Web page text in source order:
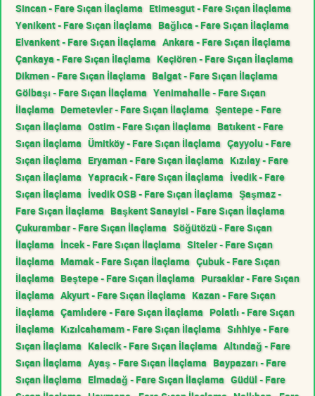
Sincan - Fare Sıçan İlaçlama Etimesgut - Fare Sıçan İlaçlama
Yenikent - Fare Sıçan İlaçlama Bağlıca - Fare Sıçan İlaçlama
Elvankent - Fare Sıçan İlaçlama Ankara - Fare Sıçan İlaçlama
Çankaya - Fare Sıçan İlaçlama Keçiören - Fare Sıçan İlaçlama
Dikmen - Fare Sıçan İlaçlama Balgat - Fare Sıçan İlaçlama
Gölbaşı - Fare Sıçan İlaçlama Yenimahalle - Fare Sıçan
İlaçlama Demetevler - Fare Sıçan İlaçlama Şentepe - Fare
Sıçan İlaçlama Ostim - Fare Sıçan İlaçlama Batıkent - Fare
Sıçan İlaçlama Ümitköy - Fare Sıçan İlaçlama Çayyolu - Fare
Sıçan İlaçlama Eryaman - Fare Sıçan İlaçlama Kızılay - Fare
Sıçan İlaçlama Yapracık - Fare Sıçan İlaçlama İvedik - Fare
Sıçan İlaçlama İvedik OSB - Fare Sıçan İlaçlama Şaşmaz -
Fare Sıçan İlaçlama Başkent Sanayisi - Fare Sıçan İlaçlama
Çukurambar - Fare Sıçan İlaçlama Söğütözü - Fare Sıçan
İlaçlama İncek - Fare Sıçan İlaçlama Siteler - Fare Sıçan
İlaçlama Mamak - Fare Sıçan İlaçlama Çubuk - Fare Sıçan
İlaçlama Beştepe - Fare Sıçan İlaçlama Pursaklar - Fare Sıçan
İlaçlama Akyurt - Fare Sıçan İlaçlama Kazan - Fare Sıçan
İlaçlama Çamlıdere - Fare Sıçan İlaçlama Polatlı - Fare Sıçan
İlaçlama Kızılcahamam - Fare Sıçan İlaçlama Sıhhiye - Fare
Sıçan İlaçlama Kalecik - Fare Sıçan İlaçlama Altındağ - Fare
Sıçan İlaçlama Ayaş - Fare Sıçan İlaçlama Baypazarı - Fare
Sıçan İlaçlama Elmadağ - Fare Sıçan İlaçlama Güdül - Fare